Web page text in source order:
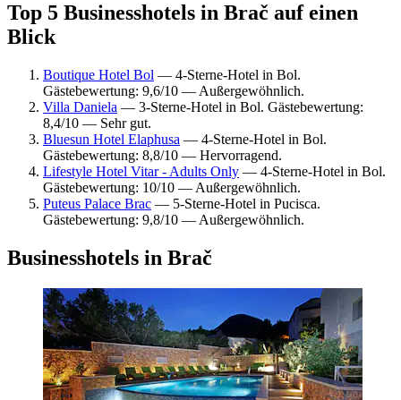
Top 5 Businesshotels in Brač auf einen
Blick
Boutique Hotel Bol — 4-Sterne-Hotel in Bol.
Gästebewertung: 9,6/10 — Außergewöhnlich.
Villa Daniela — 3-Sterne-Hotel in Bol. Gästebewertung:
8,4/10 — Sehr gut.
Bluesun Hotel Elaphusa — 4-Sterne-Hotel in Bol.
Gästebewertung: 8,8/10 — Hervorragend.
Lifestyle Hotel Vitar - Adults Only — 4-Sterne-Hotel in Bol.
Gästebewertung: 10/10 — Außergewöhnlich.
Puteus Palace Brac — 5-Sterne-Hotel in Pucisca.
Gästebewertung: 9,8/10 — Außergewöhnlich.
Businesshotels in Brač